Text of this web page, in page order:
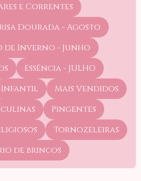
e Correntes
Dourada - Agosto
de Inverno - Junho
Essência - JULHO
Infantil
Mais Vendidos
Pingentes
Tornozeleiras
de brincos